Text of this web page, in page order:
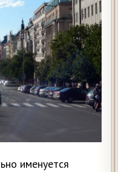
именуется